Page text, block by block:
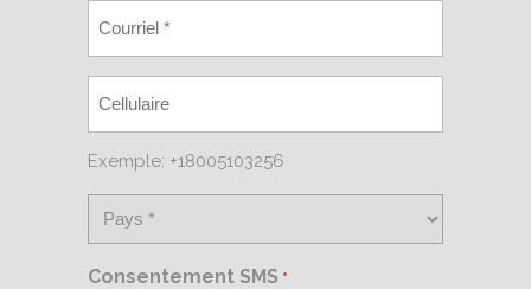
Exemple: +18005103256
Consentement SMS *